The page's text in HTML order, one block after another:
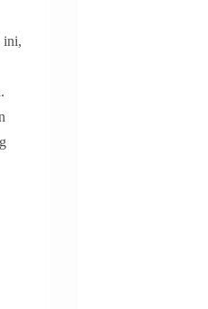
ini,